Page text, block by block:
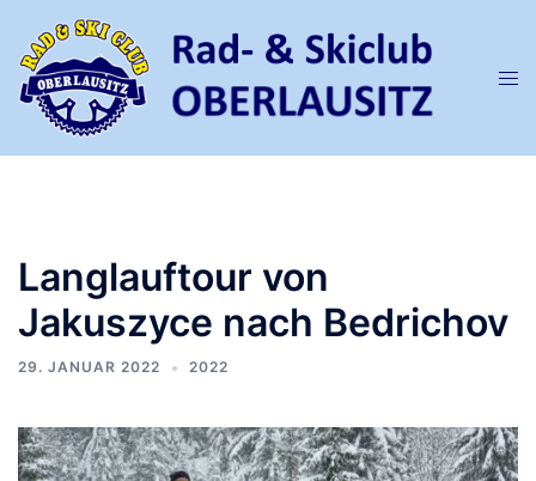
Inhalt
springen
Langlauftour von
Jakuszyce nach Bedrichov
29. JANUAR 2022 2022